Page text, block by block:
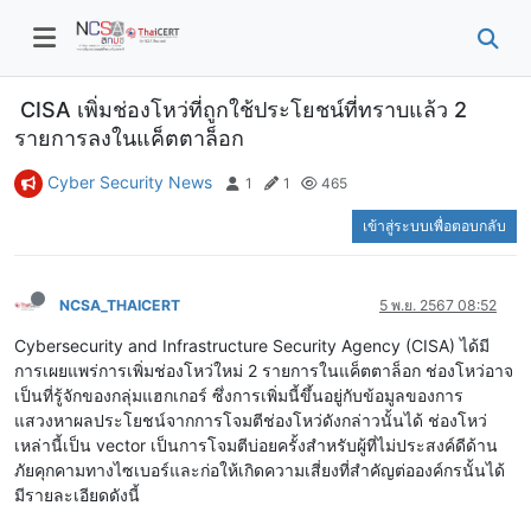
CISA เพิ่มช่องโหว่ที่ถูกใช้ประโยชน์ที่ทราบแล้ว 2
รายการลงในแค็ตตาล็อก
Cyber Security News 1 1 465
เข้าสู่ระบบเพื่อตอบกลับ
NCSA_THAICERT 5 พ.ย. 2567 08:52
Cybersecurity and Infrastructure Security Agency (CISA) ได้มี
การเผยแพร่การเพิ่มช่องโหว่ใหม่ 2 รายการในแค็ตตาล็อก ช่องโหว่อาจ
เป็นที่รู้จักของกลุ่มแฮกเกอร์ ซึ่งการเพิ่มนี้ขึ้นอยู่กับข้อมูลของการ
แสวงหาผลประโยชน์จากการโจมตีช่องโหว่ดังกล่าวนั้นได้ ช่องโหว่
เหล่านี้เป็น vector เป็นการโจมตีบ่อยครั้งสำหรับผู้ที่ไม่ประสงค์ดีด้าน
ภัยคุกคามทางไซเบอร์และก่อให้เกิดความเสี่ยงที่สำคัญต่อองค์กรนั้นได้
มีรายละเอียดดังนี้